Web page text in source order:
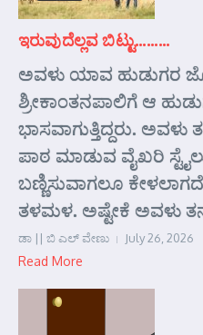
ಇರುವುದೆಲ್ಲವ ಬಿಟ್ಟು………
ಅವಳು ಯಾವ ಹುಡುಗರ
ಶ್ರೀಕಾಂತನಪಾಲಿಗೆ ಆ
ಭಾಸವಾಗುತ್ತಿದ್ದರು. ಅವಳು
ಪಾಠ ಮಾಡುವ ವೈಖರಿ
ಬಣ್ಣಿಸುವಾಗಲೂ
ತಳಮಳ. ಅಷ್ಟೇಕೆ ಅವಳು
ಡಾ || ಬಿ ಎಲ್ ವೇಣು July 26, 2026
Read More